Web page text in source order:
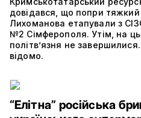
довідався, що попри тяжкий
Лихоманова етапували з
№2 Сімферополя. Утім, на
політвʼязня не
відомо.
“Елітна” російська